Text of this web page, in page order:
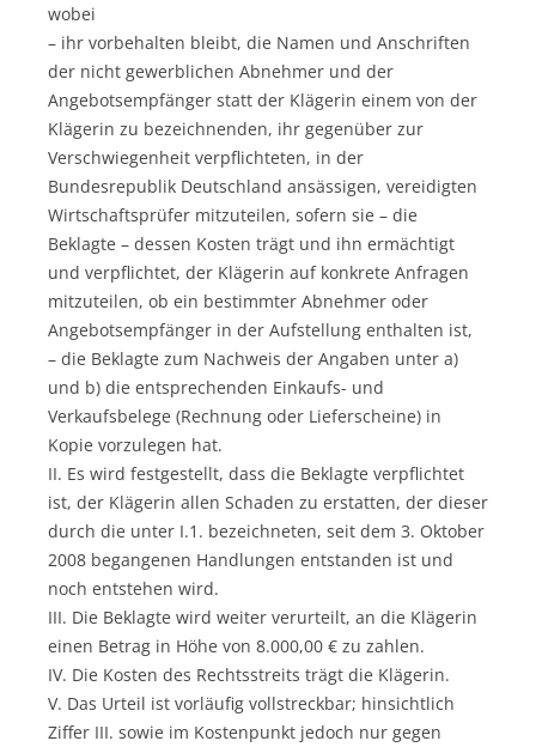
wobei
– ihr vorbehalten bleibt, die Namen und Anschriften
der nicht gewerblichen Abnehmer und der
Angebotsempfänger statt der Klägerin einem von der
Klägerin zu bezeichnenden, ihr gegenüber zur
Verschwiegenheit verpflichteten, in der
Bundesrepublik Deutschland ansässigen, vereidigten
Wirtschaftsprüfer mitzuteilen, sofern sie – die
Beklagte – dessen Kosten trägt und ihn ermächtigt
und verpflichtet, der Klägerin auf konkrete Anfragen
mitzuteilen, ob ein bestimmter Abnehmer oder
Angebotsempfänger in der Aufstellung enthalten ist,
– die Beklagte zum Nachweis der Angaben unter a)
und b) die entsprechenden Einkaufs- und
Verkaufsbelege (Rechnung oder Lieferscheine) in
Kopie vorzulegen hat.
II. Es wird festgestellt, dass die Beklagte verpflichtet
ist, der Klägerin allen Schaden zu erstatten, der dieser
durch die unter I.1. bezeichneten, seit dem 3. Oktober
2008 begangenen Handlungen entstanden ist und
noch entstehen wird.
III. Die Beklagte wird weiter verurteilt, an die Klägerin
einen Betrag in Höhe von 8.000,00 € zu zahlen.
IV. Die Kosten des Rechtsstreits trägt die Klägerin.
V. Das Urteil ist vorläufig vollstreckbar; hinsichtlich
Ziffer III. sowie im Kostenpunkt jedoch nur gegen